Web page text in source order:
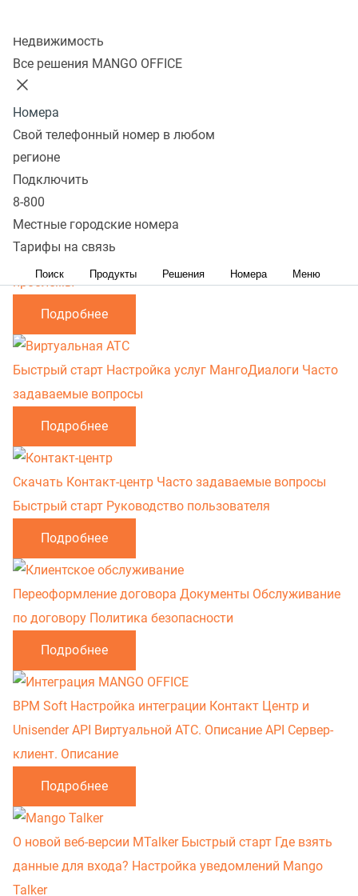
Недвижимость
Все решения MANGO OFFICE
Номера
Свой телефонный номер в любом
регионе
Подключить
8-800
Местные городские номера
Тарифы на связь
Поиск Продукты Решения Номера Меню
интеграции Настройка ВАТС
Поддержка
Архивные
Настройка SIP телефонов
Первичная настройка Portsip для iOS
проблемы
Подробнее
Быстрый старт Настройка услуг МангоДиалоги Часто
задаваемые вопросы
Подробнее
Скачать Контакт-центр Часто задаваемые вопросы
Быстрый старт Руководство пользователя
Подробнее
Переоформление договора Документы Обслуживание
по договору Политика безопасности
Подробнее
BPM Soft Настройка интеграции Контакт Центр и
Unisender API Виртуальной АТС. Описание API Сервер-
клиент. Описание
Подробнее
О новой веб-версии MTalker Быстрый старт Где взять
данные для входа? Настройка уведомлений Mango
Talker